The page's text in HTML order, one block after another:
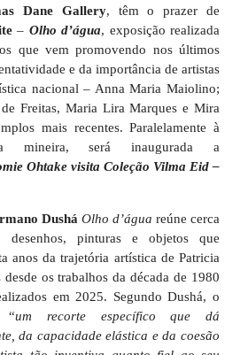
Dane Gallery, têm o prazer de
– Olho d’água, exposição realizada
que vem promovendo nos últimos
e da importância de artistas
nacional – Anna Maria Maiolino;
Freitas, Maria Lira Marques e Mira
mais recentes. Paralelamente à
mineira, será inaugurada a
Ohtake visita Coleção Vilma Eid –
Dushá Olho d’água reúne cerca
pinturas e objetos que
anos da trajetória artística de Patricia
desde os trabalhos da década de 1980
em 2025. Segundo Dushá, o
“um recorte específico que dá
da capacidade elástica e da coesão